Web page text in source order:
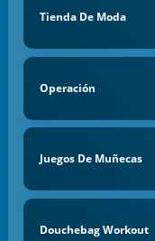
Tienda De Moda
Operación
Juegos De Muñecas
Douchebag Workout